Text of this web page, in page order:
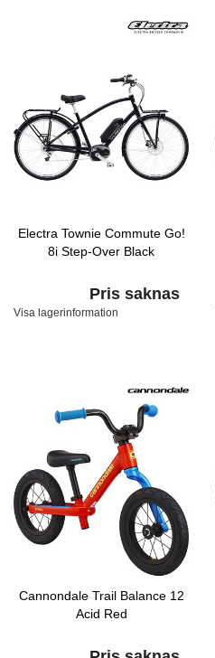
Electra Townie Commute Go!
8i Step-Over Black
Pris saknas
Visa lagerinformation
Cannondale Trail Balance 12
Acid Red